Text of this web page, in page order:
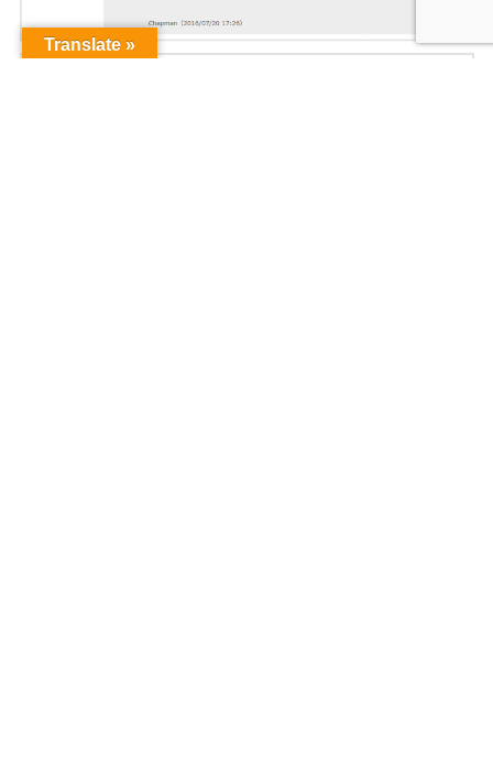
Translate »